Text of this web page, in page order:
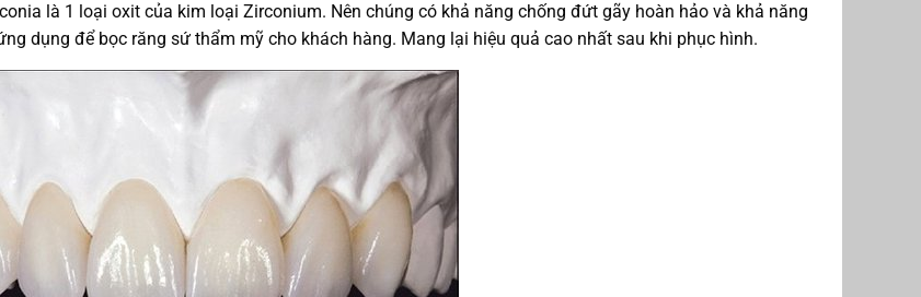
là 1 loại oxit của kim loại Zirconium. Nên chúng có khả năng chống đứt gãy hoàn hảo và khả năng
dụng để bọc răng sứ thẩm mỹ cho khách hàng. Mang lại hiệu quả cao nhất sau khi phục hình.